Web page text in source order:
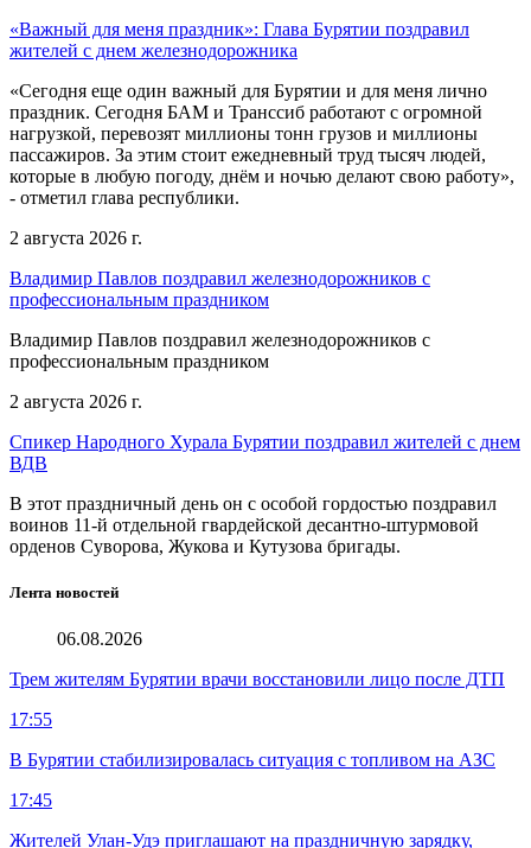
«Важный для меня праздник»: Глава Бурятии поздравил
жителей с днем железнодорожника
«Сегодня еще один важный для Бурятии и для меня лично
праздник. Сегодня БАМ и Транссиб работают с огромной
нагрузкой, перевозят миллионы тонн грузов и миллионы
пассажиров. За этим стоит ежедневный труд тысяч людей,
которые в любую погоду, днём и ночью делают свою работу»,
- отметил глава республики.
2 августа 2026 г.
Владимир Павлов поздравил железнодорожников с
профессиональным праздником
Владимир Павлов поздравил железнодорожников с
профессиональным праздником
2 августа 2026 г.
Спикер Народного Хурала Бурятии поздравил жителей с днем
ВДВ
В этот праздничный день он с особой гордостью поздравил
воинов 11-й отдельной гвардейской десантно-штурмовой
орденов Суворова, Жукова и Кутузова бригады.
Лента новостей
06.08.2026
Трем жителям Бурятии врачи восстановили лицо после ДТП
17:55
В Бурятии стабилизировалась ситуация с топливом на АЗС
17:45
Жителей Улан-Удэ приглашают на праздничную зарядку,